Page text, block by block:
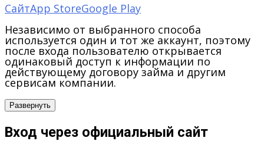
СайтApp StoreGoogle Play
Независимо от выбранного способа
используется один и тот же аккаунт, поэтому
после входа пользователю открывается
одинаковый доступ к информации по
действующему договору займа и другим
сервисам компании.
Развернуть
Вход через официальный сайт